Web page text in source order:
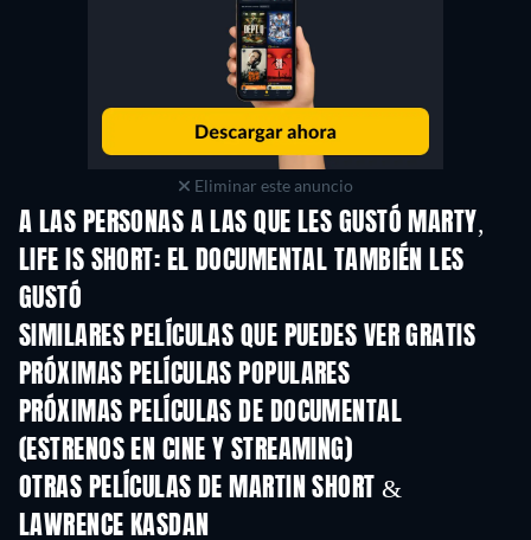
Eliminar este anuncio
A LAS PERSONAS A LAS QUE LES GUSTÓ MARTY,
LIFE IS SHORT: EL DOCUMENTAL TAMBIÉN LES
GUSTÓ
SIMILARES PELÍCULAS QUE PUEDES VER GRATIS
PRÓXIMAS PELÍCULAS POPULARES
PRÓXIMAS PELÍCULAS DE DOCUMENTAL
(ESTRENOS EN CINE Y STREAMING)
OTRAS PELÍCULAS DE MARTIN SHORT &
LAWRENCE KASDAN